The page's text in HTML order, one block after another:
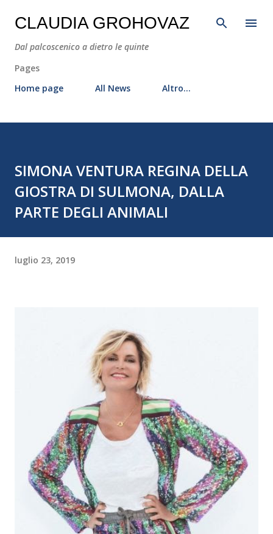
Passa ai contenuti principali
CLAUDIA GROHOVAZ
Dal palcoscenico a dietro le quinte
Pages
Home page
All News Altro…
SIMONA VENTURA REGINA DELLA
GIOSTRA DI SULMONA, DALLA
PARTE DEGLI ANIMALI
luglio 23, 2019